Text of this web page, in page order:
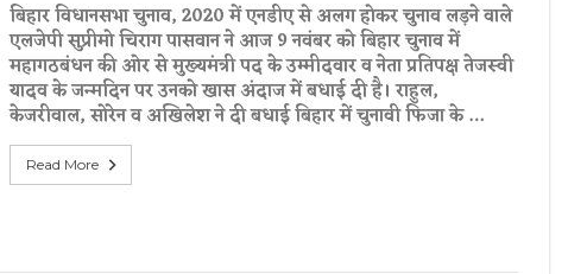
बिहार विधानसभा चुनाव, 2020 में एनडीए से अलग होकर चुनाव लड़ने वाले
एलजेपी सुप्रीमो चिराग पासवान ने आज 9 नवंबर को बिहार चुनाव में
महागठबंधन की ओर से मुख्यमंत्री पद के उम्मीदवार व नेता प्रतिपक्ष तेजस्वी
यादव के जन्मदिन पर उनको खास अंदाज में बधाई दी है। राहुल,
केजरीवाल, सोरेन व अखिलेश ने दी बधाई बिहार में चुनावी फिजा के …
Read More